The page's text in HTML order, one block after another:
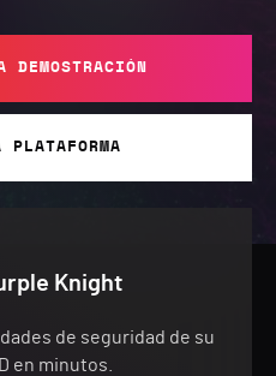
Knight
de seguridad de su
en minutos.